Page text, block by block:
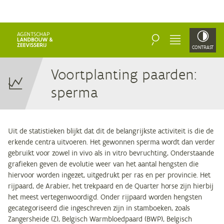
ZOEKEN MENU CONTRAST
Voort­plan­ting paar­den:
sperma
Uit de statistieken blijkt dat dit de belangrijkste activiteit is die de
erkende centra uitvoeren. Het gewonnen sperma wordt dan verder
gebruikt voor zowel in vivo als in vitro bevruchting, Onderstaande
grafieken geven de evolutie weer van het aantal hengsten die
hiervoor worden ingezet, uitgedrukt per ras en per provincie. Het
rijpaard, de Arabier, het trekpaard en de Quarter horse zijn hierbij
het meest vertegenwoordigd. Onder rijpaard worden hengsten
gecategoriseerd die ingeschreven zijn in stamboeken, zoals
Zangersheide (Z), Belgisch Warmbloedpaard (BWP), Belgisch